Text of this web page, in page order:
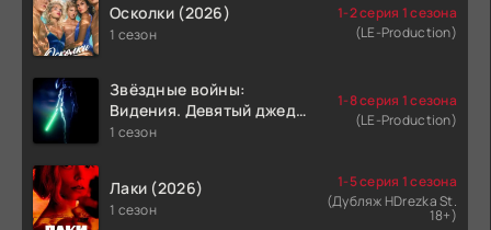
Осколки (2026)
1 сезон
1-2 серия 1 сезона
(LE-Production)
Звёздные войны:
Видения. Девятый джедай
(2026)
1 сезон
1-8 серия 1 сезона
(LE-Production)
Лаки (2026)
1 сезон
1-5 серия 1 сезона
(Дубляж HDrezka St.
18+)